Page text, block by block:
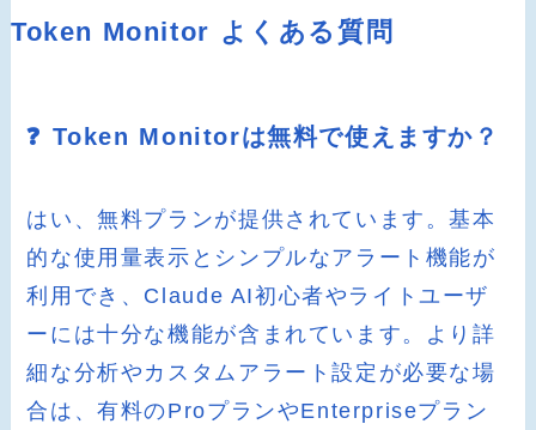
Token Monitor よくある質問
❓ Token Monitorは無料で使えますか？
はい、無料プランが提供されています。基本
的な使用量表示とシンプルなアラート機能が
利用でき、Claude AI初心者やライトユーザ
ーには十分な機能が含まれています。より詳
細な分析やカスタムアラート設定が必要な場
合は、有料のProプランやEnterpriseプラン